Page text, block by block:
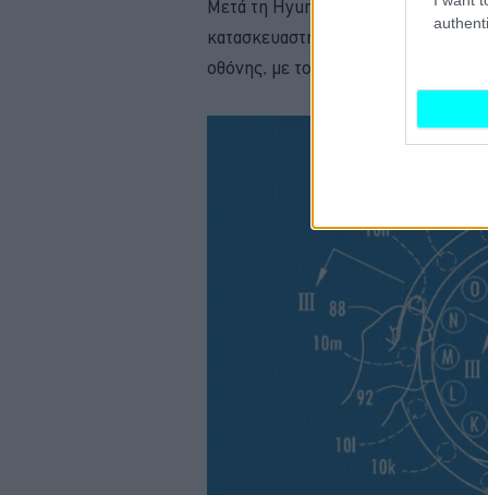
Μετά τη Hyundai (διαβάστε
κατασκευαστής που εξετάζει το
οθόνης, με το τιμόνι να είναι